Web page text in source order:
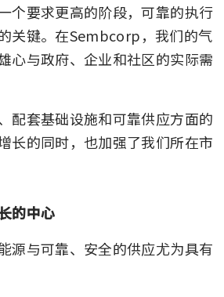
个要求更高的阶段，可靠的执行
关键。在Sembcorp，我们的气
心与政府、企业和社区的实际需
配套基础设施和可靠供应方面的
长的同时，也加强了我们所在市
的中心
源与可靠、安全的供应尤为具有